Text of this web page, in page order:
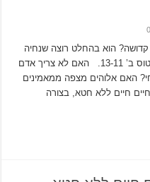
0
הוא בהחלט רוצה שנחיה
חיי קדושה. ראשונה לתסלוניקים ד’ 3; טיטוס ב’ 13-11. האם לא צריך אדם
האם אלוהים מצפה ממאמינים
חיים ללא חטא, בצורה